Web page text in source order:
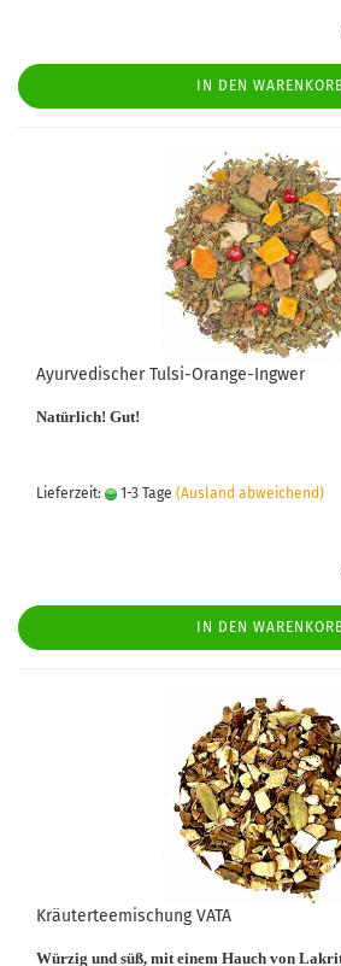
IN DEN
Ayurvedischer Tulsi-Orange-Ingwer
Natürlich! Gut!
Lieferzeit: 1-3 Tage (Ausland abweichend)
IN DEN
Kräuterteemischung VATA
Würzig und süß, mit einem Hauch von